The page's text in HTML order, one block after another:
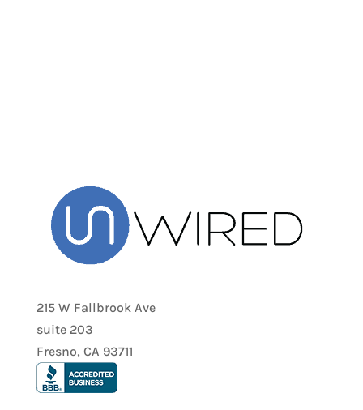
215 W Fallbrook Ave
suite 203
Fresno, CA 93711